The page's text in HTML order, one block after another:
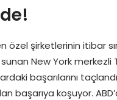
özel şirketlerinin itibar
New York
başarılarını
başarıya koşuyor.